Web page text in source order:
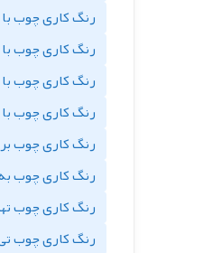
رنگ کاری چوب
رنگ کاری چوب
رنگ کاری چوب
رنگ کاری چوب
رنگ کاری چوب
رنگ کاری چوب
رنگ کاری چوب
رنگ کاری چوب